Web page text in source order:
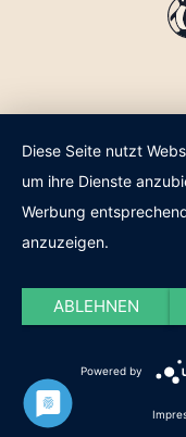
Diese Seite nutzt
um ihre Dienste
Werbung
anzuzeigen.
ABLEHNEN
Powered by